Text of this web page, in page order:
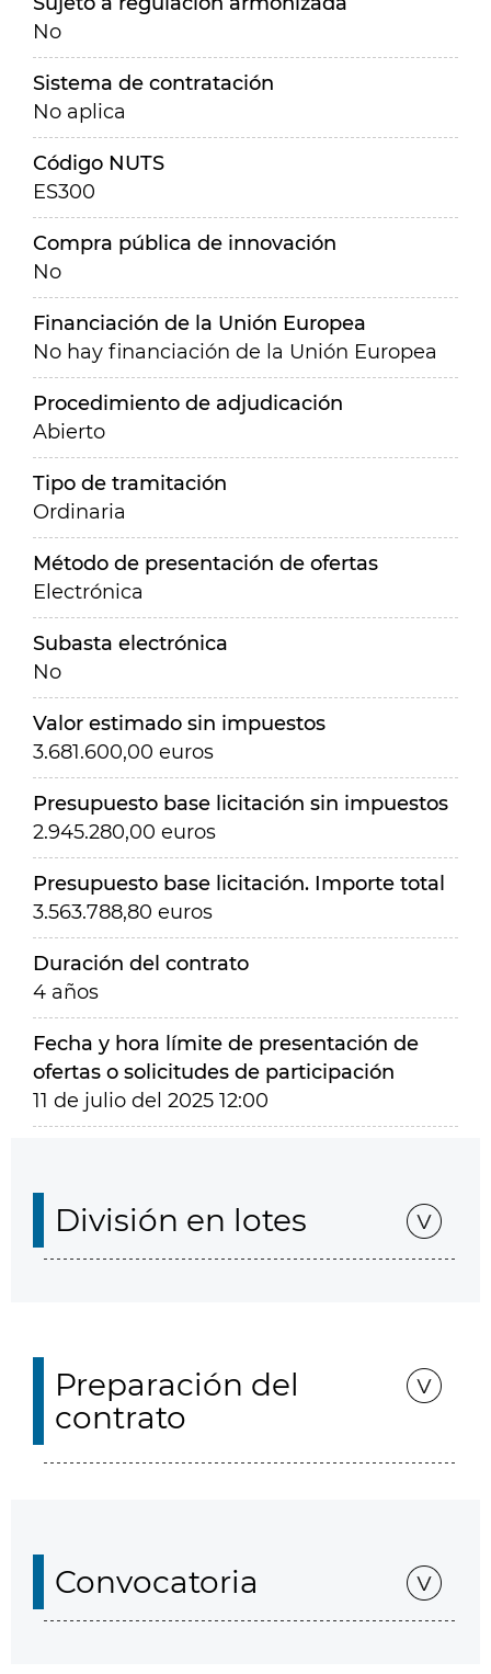
No
Sistema de contratación
No aplica
Código NUTS
ES300
Compra pública de innovación
No
Financiación de la Unión Europea
No hay financiación de la Unión Europea
Procedimiento de adjudicación
Abierto
Tipo de tramitación
Ordinaria
Método de presentación de ofertas
Electrónica
Subasta electrónica
No
Valor estimado sin impuestos
3.681.600,00 euros
Presupuesto base licitación sin impuestos
2.945.280,00 euros
Presupuesto base licitación. Importe total
3.563.788,80 euros
Duración del contrato
4 años
Fecha y hora límite de presentación de
ofertas o solicitudes de participación
11 de julio del 2025 12:00
División en lotes
Preparación del
contrato
Convocatoria